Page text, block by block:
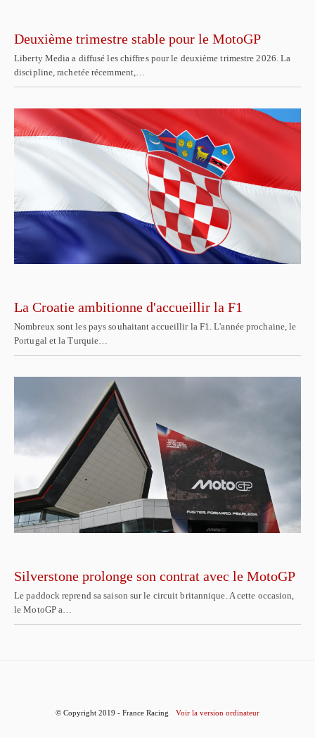
Deuxième trimestre stable pour le MotoGP
Liberty Media a diffusé les chiffres pour le deuxième trimestre 2026. La
discipline, rachetée récemment,…
La Croatie ambitionne d'accueillir la F1
Nombreux sont les pays souhaitant accueillir la F1. L'année prochaine, le
Portugal et la Turquie…
Silverstone prolonge son contrat avec le MotoGP
Le paddock reprend sa saison sur le circuit britannique. A cette occasion,
le MotoGP a…
© Copyright 2019 - France Racing Voir la version ordinateur